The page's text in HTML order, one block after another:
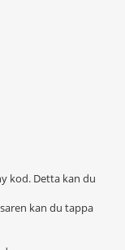
kod. Detta kan du
kan du tappa